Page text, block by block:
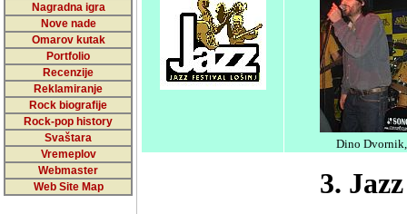
Nagradna igra
Nove nade
Omarov kutak
Portfolio
Recenzije
Reklamiranje
Rock biografije
Rock-pop history
Svaštara
Vremeplov
Webmaster
Web Site Map
Dino Dvornik,
3.